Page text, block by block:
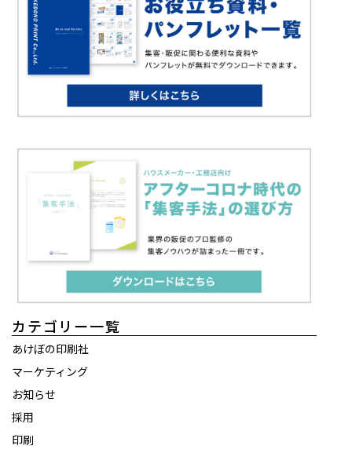
カテゴリー一覧
あけぼの印刷社
マーケティング
お知らせ
採用
印刷